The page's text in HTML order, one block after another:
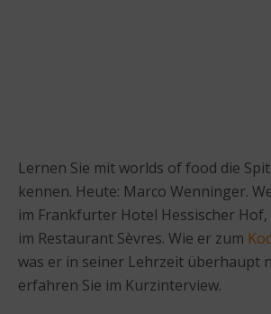
Lernen Sie mit worlds of food die
kennen. Heute: Marco Wenninger.
im Frankfurter Hotel Hessischer
im Restaurant Sèvres. Wie er zum
was er in seiner Lehrzeit überhaupt
erfahren Sie im Kurzinterview.